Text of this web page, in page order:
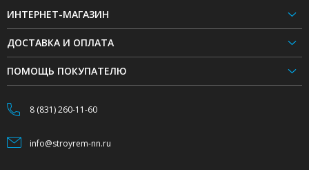
ИНТЕРНЕТ-МАГАЗИН
ДОСТАВКА И ОПЛАТА
ПОМОЩЬ ПОКУПАТЕЛЮ
8 (831) 260-11-60
info@stroyrem-nn.ru